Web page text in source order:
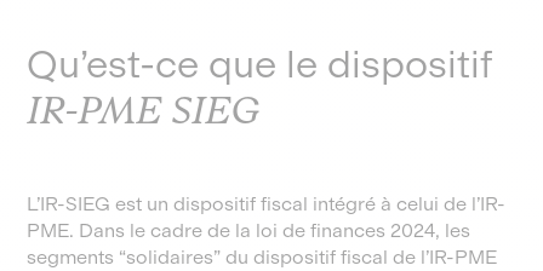
Qu’est-ce que le dispositif
IR-PME SIEG
L’IR-SIEG est un dispositif fiscal intégré à celui de l’IR-
PME. Dans le cadre de la loi de finances 2024, les
segments “solidaires” du dispositif fiscal de l’IR-PME